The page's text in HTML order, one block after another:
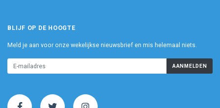
BLIJF OP DE HOOGTE
Meld je aan voor onze wekelijkse nieuwsbrief en mis helemaal niets.
AANMELDEN